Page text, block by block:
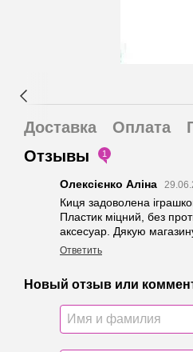
Доставка Оплата
Отзывы
1
Олексієнко Аліна
Киця задоволена
Пластик міцний, без
аксесуар. Дякую
Ответить
Новый отзыв или